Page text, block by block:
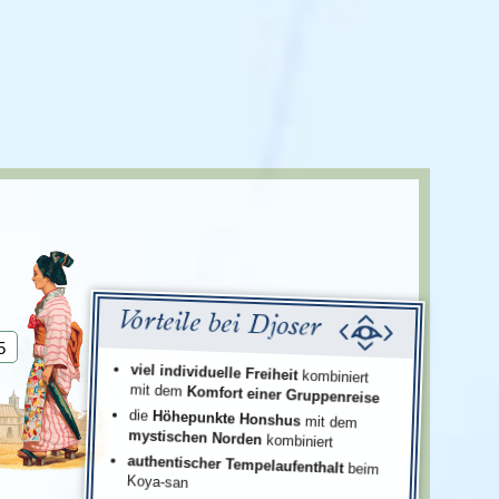
Vorteile bei Djoser
viel individuelle Freiheitkombiniert
mit dem Komfort einer Gruppenreise
dieHöhepunkte Honshusmit dem
mystischen Nordenkombiniert
authentischer Tempelaufenthaltbeim
Koya-san